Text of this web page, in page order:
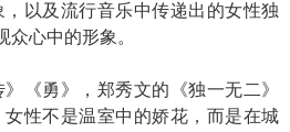
以及流行音乐中传递出的女性独
众心中的形象。
勇》，郑秀文的《独一无二》
女性不是温室中的娇花，而是在城